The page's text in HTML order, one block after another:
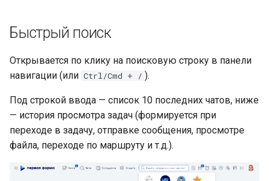
Быстрый поиск
Открывается по клику на поисковую строку в панели
навигации (или Ctrl/Cmd + / ).
Под строкой ввода — список 10 последних чатов, ниже
— история просмотра задач (формируется при
переходе в задачу, отправке сообщения, просмотре
файла, переходе по маршруту и т.д.).